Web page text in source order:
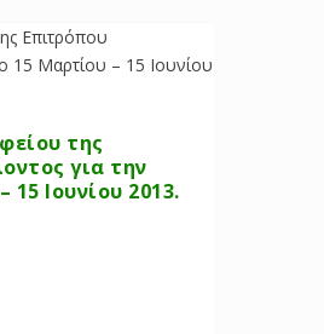
της
για την
Ιουνίου 2013.